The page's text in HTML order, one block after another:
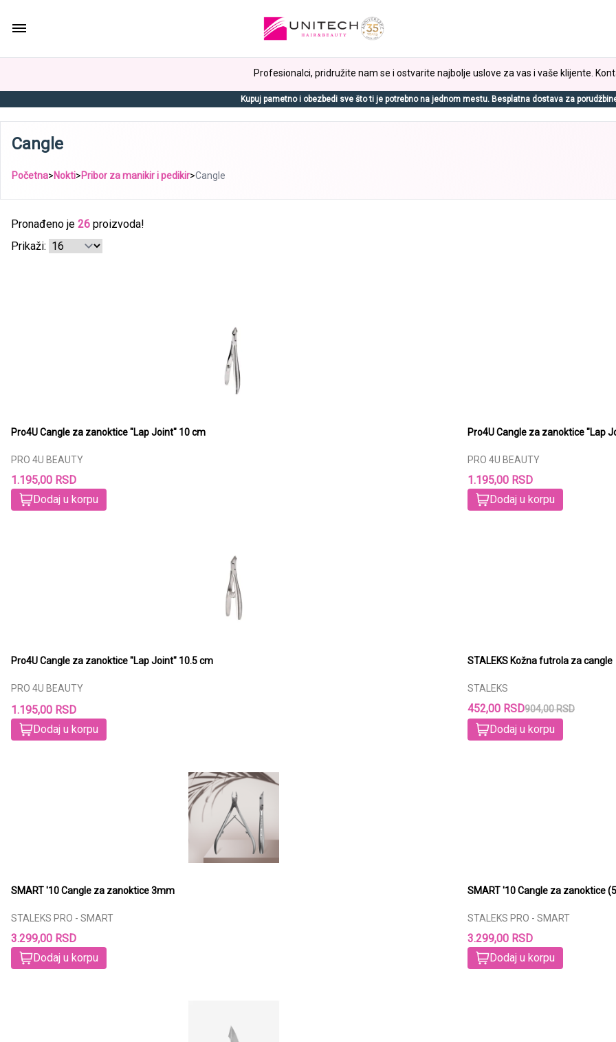
Profesionalci, pridružite nam se i ostvarite najbolje uslove za vas i vaše klijente.
Kupuj pametno i obezbedi sve što ti je potrebno na jednom mestu. Besplatna dostava za
Cangle
Početna>Nokti>Pribor za manikir i pedikir>Cangle
Pronađeno je 26 proizvoda!
Prikaži:
Pro4U Cangle za zanoktice "Lap Joint" 10 cm
PRO 4U BEAUTY
1.195,00 RSD
Dodaj u korpu
Pro4U Cangle za zanoktice "Lap
PRO 4U BEAUTY
1.195,00 RSD
Dodaj u korpu
Pro4U Cangle za zanoktice "Lap Joint" 10.5 cm
PRO 4U BEAUTY
1.195,00 RSD
Dodaj u korpu
STALEKS Kožna futrola za cangle
STALEKS
452,00 RSD904,00 RSD
Dodaj u korpu
SMART '10 Cangle za zanoktice 3mm
STALEKS PRO - SMART
3.299,00 RSD
Dodaj u korpu
SMART '10 Cangle za zanoktice
STALEKS PRO - SMART
3.299,00 RSD
Dodaj u korpu